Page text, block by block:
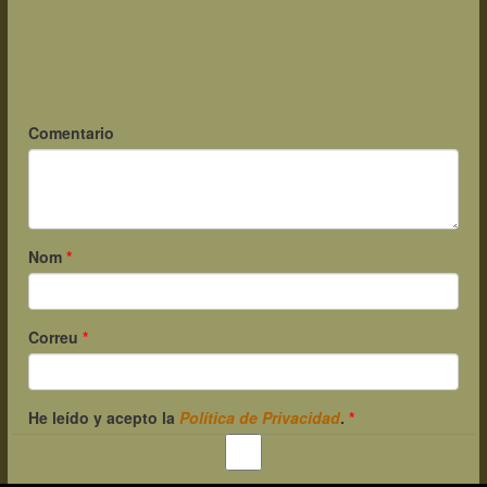
Comentario
Nom *
Correu *
He leído y acepto la Política de Privacidad. *